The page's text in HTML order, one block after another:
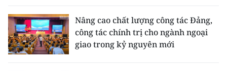
Nâng cao chất lượng công tác Đảng,
công tác chính trị cho ngành ngoại
giao trong kỷ nguyên mới